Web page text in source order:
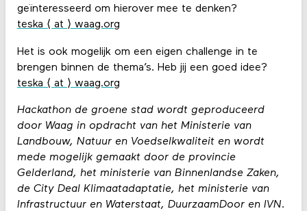
geïnteresseerd om hierover mee te denken?
teska ⟨ at ⟩ waag.org
Het is ook mogelijk om een eigen challenge in te
brengen binnen de thema’s. Heb jij een goed idee?
teska ⟨ at ⟩ waag.org
Hackathon de groene stad wordt geproduceerd
door Waag in opdracht van het Ministerie van
Landbouw, Natuur en Voedselkwaliteit en wordt
mede mogelijk gemaakt door de provincie
Gelderland, het ministerie van Binnenlandse Zaken,
de City Deal Klimaatadaptatie, het ministerie van
Infrastructuur en Waterstaat, DuurzaamDoor en IVN.